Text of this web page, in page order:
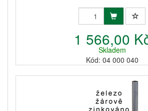
1 566,00
Skladem
Kód: 04 000 040